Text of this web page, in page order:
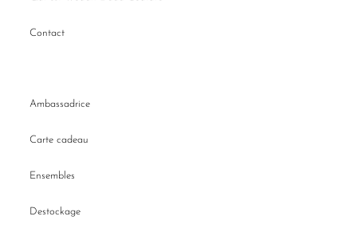
Contact
Ambassadrice
Carte cadeau
Ensembles
Destockage